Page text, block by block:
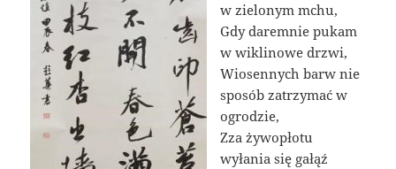
w zielonym mchu,
Gdy daremnie pukam
w wiklinowe drzwi,
Wiosennych barw nie
sposób zatrzymać w
ogrodzie,
Zza żywopłotu
wyłania się gałąź